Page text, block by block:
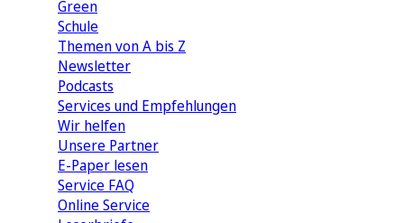
Green
Schule
Themen von A bis Z
Newsletter
Podcasts
Services und Empfehlungen
Wir helfen
Unsere Partner
E-Paper lesen
Service FAQ
Online Service